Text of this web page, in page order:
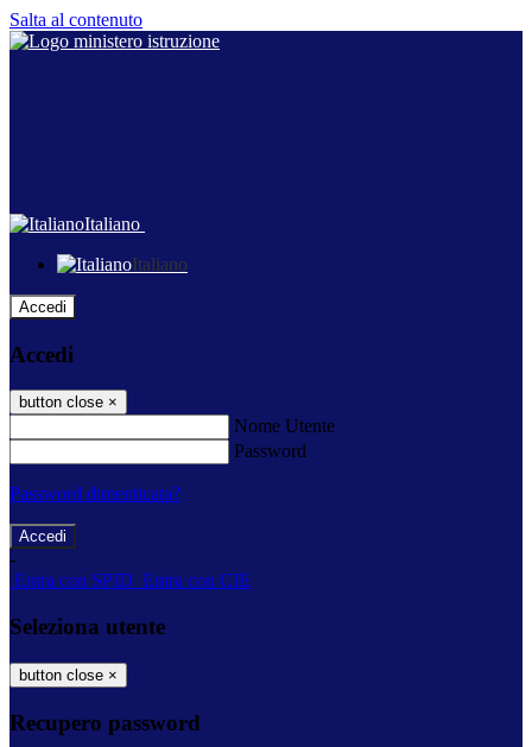
Salta al contenuto
Italiano
Italiano
Accedi
Accedi
button close ×
Nome Utente
Password
Password dimenticata?
-
Entra con SPID Entra con CIE
Seleziona utente
button close ×
Recupero password